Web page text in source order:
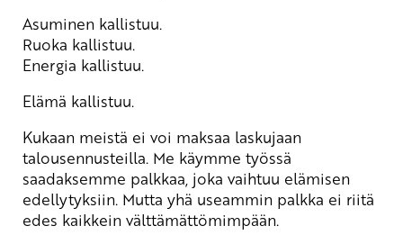
Asuminen kallistuu.
Ruoka kallistuu.
Energia kallistuu.
Elämä kallistuu.
Kukaan meistä ei voi maksaa laskujaan
talousennusteilla. Me käymme työssä
saadaksemme palkkaa, joka vaihtuu elämisen
edellytyksiin. Mutta yhä useammin palkka ei riitä
edes kaikkein välttämättömimpään.